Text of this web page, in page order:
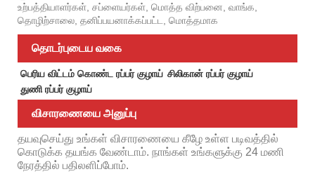
உற்பத்தியாளர்கள், சப்ளையர்கள், மொத்த விற்பனை, வாங்க,
தொழிற்சாலை, தனிப்பயனாக்கப்பட்ட, மொத்தமாக
தொடர்புடைய வகை
பெரிய விட்டம் கொண்ட ரப்பர் குழாய் சிலிகான் ரப்பர் குழாய்
துணி ரப்பர் குழாய்
விசாரணையை அனுப்பு
தயவுசெய்து உங்கள் விசாரணையை கீழே உள்ள படிவத்தில்
கொடுக்க தயங்க வேண்டாம். நாங்கள் உங்களுக்கு 24 மணி
நேரத்தில் பதிலளிப்போம்.